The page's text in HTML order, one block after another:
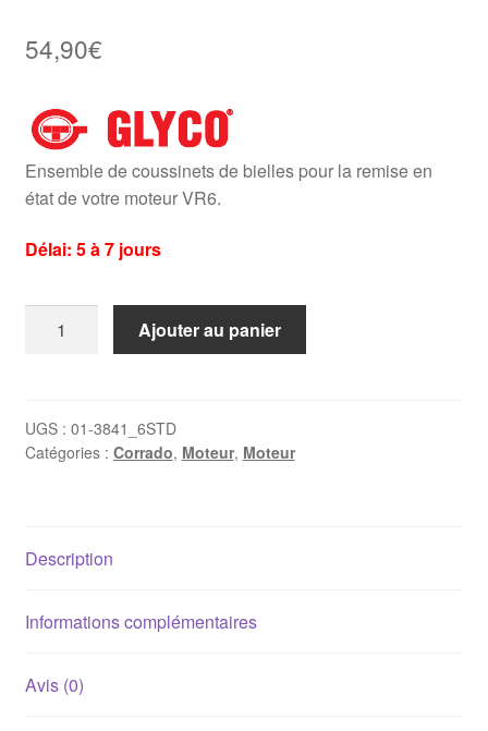
54,90€
Ensemble de coussinets de bielles pour la remise en
état de votre moteur VR6.
Délai: 5 à 7 jours
de
bielles
standard
Ajouter au panier
UGS : 01-3841_6STD
Catégories : Corrado, Moteur, Moteur
Description
Informations complémentaires
Avis (0)